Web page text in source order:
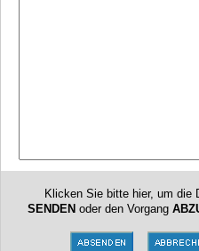
Klicken Sie bitte hier, um die
SENDEN oder den Vorgang